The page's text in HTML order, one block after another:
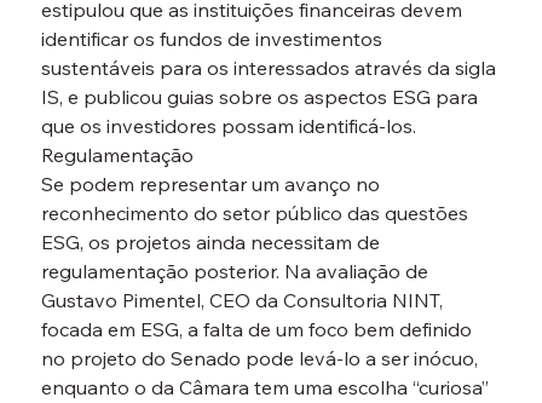
estipulou que as instituições financeiras devem
identificar os fundos de investimentos
sustentáveis para os interessados através da sigla
IS, e publicou guias sobre os aspectos ESG para
que os investidores possam identificá-los.
Regulamentação
Se podem representar um avanço no
reconhecimento do setor público das questões
ESG, os projetos ainda necessitam de
regulamentação posterior. Na avaliação de
Gustavo Pimentel, CEO da Consultoria NINT,
focada em ESG, a falta de um foco bem definido
no projeto do Senado pode levá-lo a ser inócuo,
enquanto o da Câmara tem uma escolha “curiosa”